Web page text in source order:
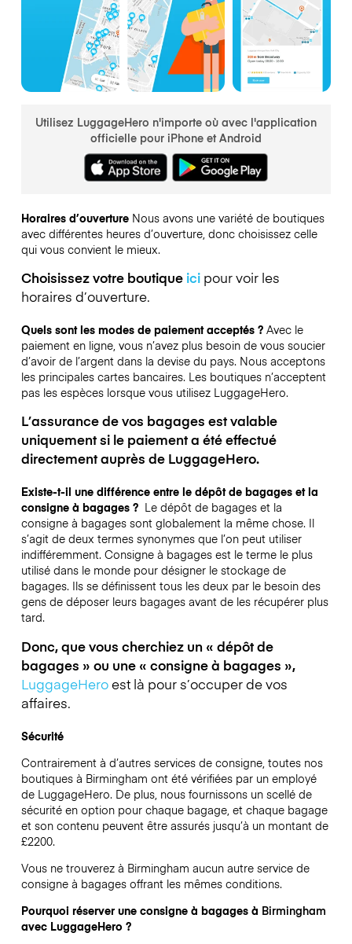
Utilisez LuggageHero n'importe où avec l'application
officielle pour iPhone et Android
Horaires d’ouverture Nous avons une variété de boutiques
avec différentes heures d’ouverture, donc choisissez celle
qui vous convient le mieux.
Choisissez votre boutique icipour voir les
horaires d’ouverture.
Quels sont les modes de paiement acceptés ? Avec le
paiement en ligne, vous n’avez plus besoin de vous soucier
d’avoir de l’argent dans la devise du pays. Nous acceptons
les principales cartes bancaires. Les boutiques n’acceptent
pas les espèces lorsque vous utilisez LuggageHero.
L’assurance de vos bagages est valable
uniquement si le paiement a été effectué
directement auprès de LuggageHero.
Existe-t-il une différence entre le dépôt de bagages et la
consigne à bagages ? Le dépôt de bagages et la
consigne à bagages sont globalement la même chose. Il
s’agit de deux termes synonymes que l’on peut utiliser
indifféremment. Consigne à bagages est le terme le plus
utilisé dans le monde pour désigner le stockage de
bagages. Ils se définissent tous les deux par le besoin des
gens de déposer leurs bagages avant de les récupérer plus
tard.
Donc, que vous cherchiez un « dépôt de
bagages » ou une « consigne à bagages »,
LuggageHeroest là pour s’occuper de vos
affaires.
Sécurité
Contrairement à d’autres services de consigne, toutes nos
boutiques à Birmingham ont été vérifiées par un employé
de LuggageHero. De plus, nous fournissons un scellé de
sécurité en option pour chaque bagage, et chaque bagage
et son contenu peuvent être assurés jusqu’à un montant de
£2200.
Vous ne trouverez à Birmingham aucun autre service de
consigne à bagages offrant les mêmes conditions.
Pourquoi réserver une consigne à bagages à Birmingham
avec LuggageHero ?